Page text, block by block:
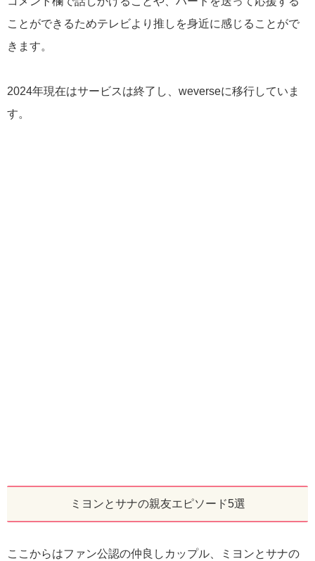
ことができるためテレビより推しを身近に感じることがで
きます。
2024年現在はサービスは終了し、weverseに移行していま
す。
ミヨンとサナの親友エピソード5選
ここからはファン公認の仲良しカップル、ミヨンとサナの